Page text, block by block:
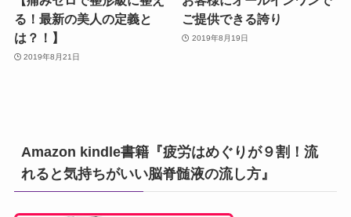
る！最新の美人の定義と
は？！】
2019年8月21日
ご提供できる誇り
2019年8月19日
Amazon kindle書籍『疲労はめぐりが９割！流
れると気持ちがいい脳脊髄液の流し方』